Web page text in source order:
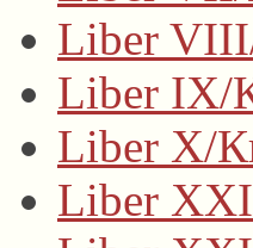
Liber
Liber IX/
Liber X/
Liber